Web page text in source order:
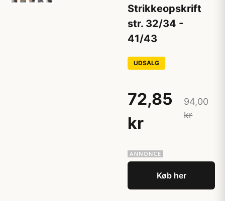
Strikkeopskrift
str. 32/34 -
41/43
UDSALG
72,85
kr
94,00
kr
Køb her